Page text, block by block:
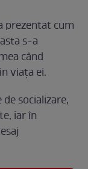
prezentat cum
s-a
când
viața ei.
socializare,
iar în